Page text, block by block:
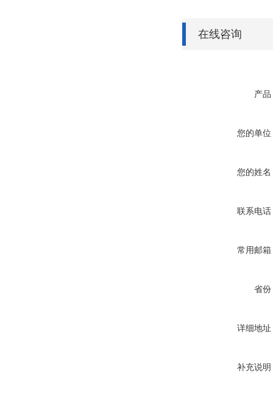
在线咨询
产品
您的单位
您的姓名
联系电话
常用邮箱
省份
详细地址
补充说明